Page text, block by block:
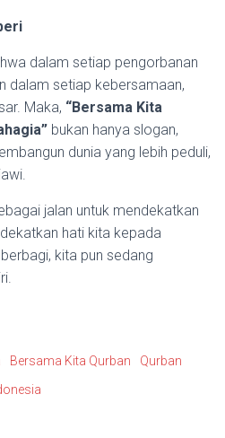
dalam setiap pengorbanan
dalam setiap kebersamaan,
Maka, “Bersama Kita
bukan hanya slogan,
dunia yang lebih peduli,
jalan untuk mendekatkan
hati kita kepada
kita pun sedang
Bersama Kita Qurban
Qurban